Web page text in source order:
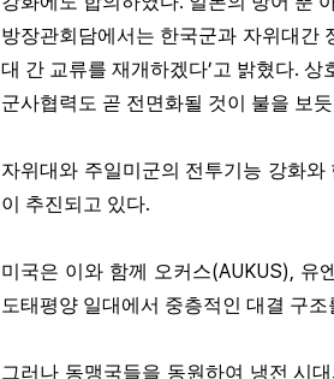
방장관회담에서는 한국군과 자위대간
대 간 교류를 재개하겠다’고 밝혔다. 상
군사협력도 곧 전면화될 것이 불을 보
자위대와 주일미군의 전투기능 강화
이 추진되고 있다.
미국은 이와 함께 오커스(AUKUS), 유
도태평양 일대에서 중층적인 대결 구
그러나 동맹국들을 동원하여 냉전 시